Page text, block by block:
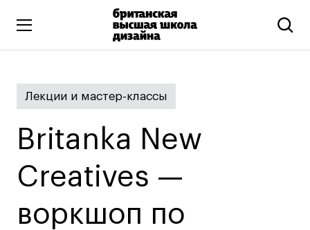
Искусство и дизайн
Бизнес и маркетинг
Все программы
Дополнительное образование
Лекции и мастер-классы
Britanka New
Creatives —
воркшоп по